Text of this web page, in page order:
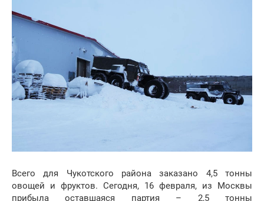
Всего для Чукотского района заказано 4,5 тонны
овощей и фруктов. Сегодня, 16 февраля, из Москвы
прибыла оставшаяся партия – 2,5 тонны